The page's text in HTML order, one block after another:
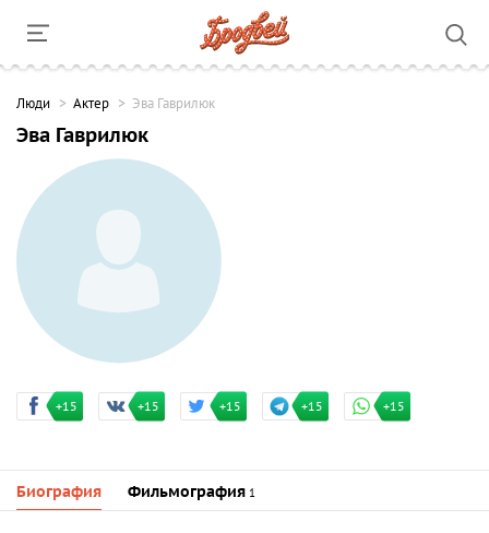
Люди Актер Эва Гаврилюк
Эва Гаврилюк
+15 +15 +15 +15 +15
Биография Фильмография 1